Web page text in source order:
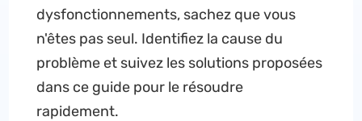
dysfonctionnements, sachez que vous
n'êtes pas seul. Identifiez la cause du
problème et suivez les solutions proposées
dans ce guide pour le résoudre
rapidement.